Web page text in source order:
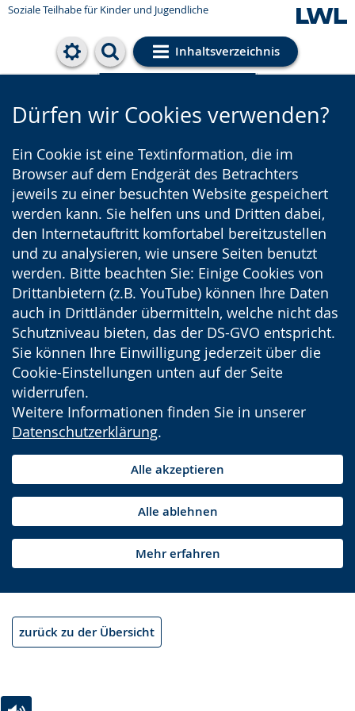
Soziale Teilhabe für Kinder und Jugendliche
Inhaltsverzeichnis
Cookie-Einstellungen
Dürfen wir Cookies verwenden?
Ein Cookie ist eine Textinformation, die im
Browser auf dem Endgerät des Betrachters
jeweils zu einer besuchten Website gespeichert
werden kann. Sie helfen uns und Dritten dabei,
den Internetauftritt komfortabel bereitzustellen
und zu analysieren, wie unsere Seiten benutzt
werden. Bitte beachten Sie: Einige Cookies von
Drittanbietern (z.B. YouTube) können Ihre Daten
auch in Drittländer übermitteln, welche nicht das
Schutzniveau bieten, das der DS-GVO entspricht.
Sie können Ihre Einwilligung jederzeit über die
Cookie-Einstellungen unten auf der Seite
widerrufen.
Weitere Informationen finden Sie in unserer
Datenschutzerklärung.
Alle akzeptieren
Alle ablehnen
Mehr erfahren
zurück zu der Übersicht